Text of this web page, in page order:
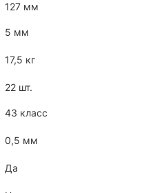
127 мм
5 мм
17,5 кг
22 шт.
43 класс
0,5 мм
Да